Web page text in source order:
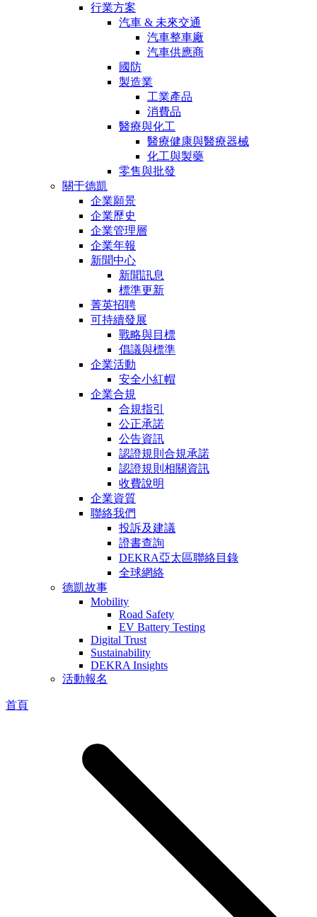
行業方案
汽車 & 未來交通
汽車整車廠
汽車供應商
國防
製造業
工業產品
消費品
醫療與化工
醫療健康與醫療器械
化工與製藥
零售與批發
關于德凱
企業願景
企業歷史
企業管理層
企業年報
新聞中心
新聞訊息
標準更新
菁英招聘
可持續發展
戰略與目標
倡議與標準
企業活動
安全小紅帽
企業合規
合規指引
公正承諾
公告資訊
認證規則合規承諾
認證規則相關資訊
收費說明
企業資質
聯絡我們
投訴及建議
證書查詢
DEKRA亞太區聯絡目錄
全球網絡
德凱故事
Mobility
Road Safety
EV Battery Testing
Digital Trust
Sustainability
DEKRA Insights
活動報名
首頁